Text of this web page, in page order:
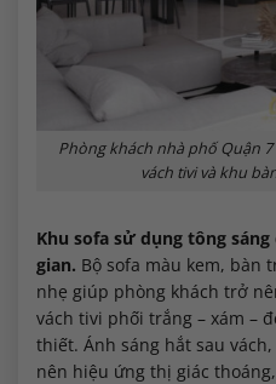
Phòng khách nhà phố Quận
vách tivi và khu
Khu sofa sử dụng tông
gian. Bộ sofa màu kem, bàn
nhẹ giúp phòng khách trở
vách tivi phối trắng – xám –
thiết. Ánh sáng hắt sau
nên hiệu ứng thị giác